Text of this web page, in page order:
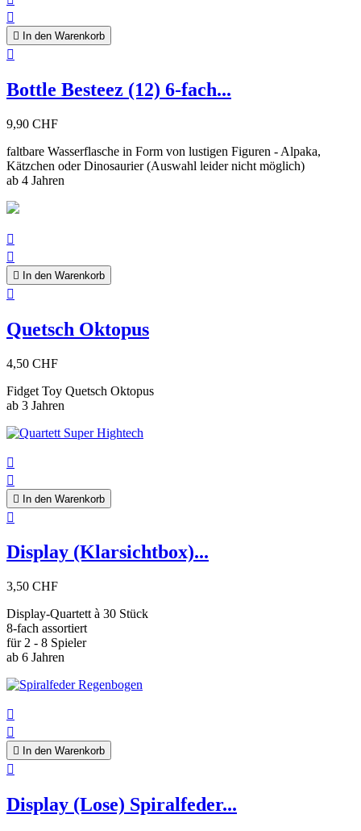

 In den Warenkorb

Bottle Besteez (12) 6-fach...
9,90 CHF
faltbare Wasserflasche in Form von lustigen Figuren - Alpaka,
Kätzchen oder Dinosaurier (Auswahl leider nicht möglich)
ab 4 Jahren


 In den Warenkorb

Quetsch Oktopus
4,50 CHF
Fidget Toy Quetsch Oktopus
ab 3 Jahren


 In den Warenkorb

Display (Klarsichtbox)...
3,50 CHF
Display-Quartett à 30 Stück
8-fach assortiert
für 2 - 8 Spieler
ab 6 Jahren


 In den Warenkorb

Display (Lose) Spiralfeder...